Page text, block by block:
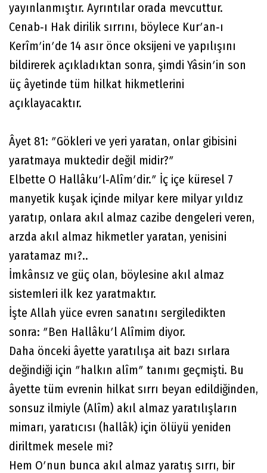
yayınlanmıştır. Ayrıntılar orada mevcuttur.
Cenab‐ı Hak dirilik sırrını, böylece Kurʹan‐ı
Kerîmʹinʹde 14 asır önce oksijeni ve yapılışını
bildirerek açıkladıktan sonra, şimdi Yâsinʹin son
üç âyetinde tüm hilkat hikmetlerini
açıklayacaktır.
Âyet 81: ʺGökleri ve yeri yaratan, onlar gibisini
yaratmaya muktedir değil midir?ʺ
Elbette O Hallâkuʹl‐Alîmʹdir.ʺ İç içe küresel 7
manyetik kuşak içinde milyar kere milyar yıldız
yaratıp, onlara akıl almaz cazibe dengeleri veren,
arzda akıl almaz hikmetler yaratan, yenisini
yaratamaz mı?..
İmkânsız ve güç olan, böylesine akıl almaz
sistemleri ilk kez yaratmaktır.
İşte Allah yüce evren sanatını sergiledikten
sonra: ʺBen Hallâkuʹl Alîmim diyor.
Daha önceki âyette yaratılışa ait bazı sırlara
değindiği için ʺhalkın alîmʺ tanımı geçmişti. Bu
âyette tüm evrenin hilkat sırrı beyan edildiğinden,
sonsuz ilmiyle (Alîm) akıl almaz yaratılışların
mimarı, yaratıcısı (hallâk) için ölüyü yeniden
diriltmek mesele mi?
Hem Oʹnun bunca akıl almaz yaratış sırrı, bir